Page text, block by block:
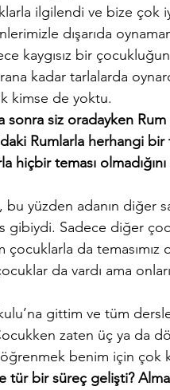
ilgilendi ve bize çok iyi
dışarıda
kaygısız bir çocukluğun
kadar tarlalarda
kimse de yoktu.
sonra siz oradayken
Rumlarla herhangi
hiçbir teması
bu yüzden adanın diğer
Sadece diğer
çocuklarla da
da vardı ama
gittim ve tüm
zaten üç ya da
benim için çok
tür bir süreç gelişti?